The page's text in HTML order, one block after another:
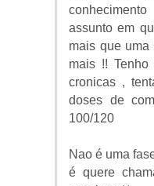
assunto em
mais que
mais !! Tenho
cronicas ,
doses de
100/120
Nao é uma
é quere